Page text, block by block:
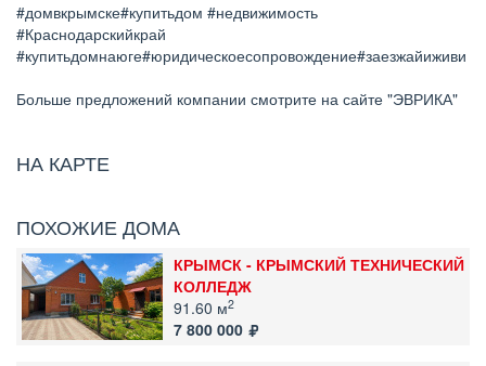
#домвкрымске#купитьдом #недвижимость
#Краснодарскийкрай
#купитьдомнаюге#юридическоесопровождение#заезжайиживи
Больше предложений компании смотрите на сайте "ЭВРИКА"
НА КАРТЕ
ПОХОЖИЕ ДОМА
КРЫМСК - КРЫМСКИЙ ТЕХНИЧЕСКИЙ
КОЛЛЕДЖ
91.60 м2
7 800 000